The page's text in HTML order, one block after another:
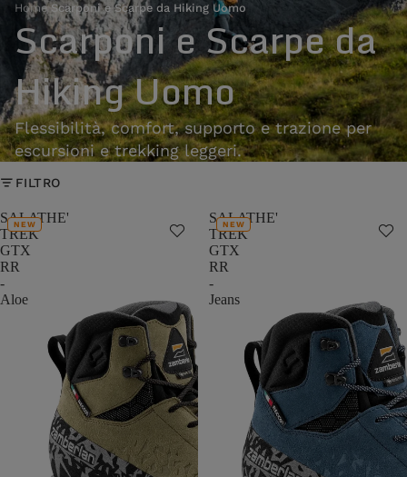
Home›Scarponi e Scarpe da Hiking Uomo
Scarponi e Scarpe da
Hiking Uomo
Flessibilità, comfort, supporto e trazione per
escursioni e trekking leggeri.
FILTRO
SALATHE'
TREK
GTX
RR
-
Aloe
NEW
SALATHE'
TREK
GTX
RR
-
Jeans
NEW